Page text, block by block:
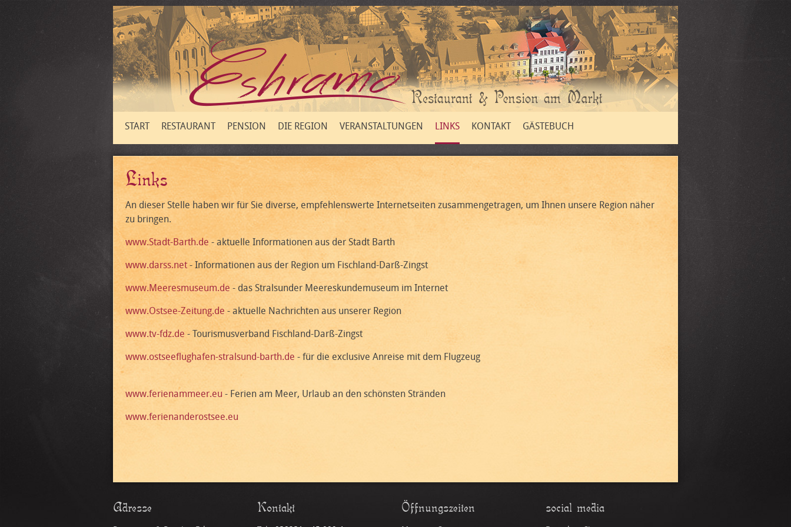
START RESTAURANT PENSION DIE REGION VERANSTALTUNGEN LINKS KONTAKT GÄSTEBUCH
Links
An dieser Stelle haben wir für Sie diverse, empfehlenswerte Internetseiten zusammengetragen, um Ihnen unsere Region näher
zu bringen.
www.Stadt-Barth.de - aktuelle Informationen aus der Stadt Barth
www.darss.net- Informationen aus der Region um Fischland-Darß-Zingst
www.Meeresmuseum.de - das Stralsunder Meereskundemuseum im Internet
www.Ostsee-Zeitung.de - aktuelle Nachrichten aus unserer Region
www.tv-fdz.de - Tourismusverband Fischland-Darß-Zingst
www.ostseeflughafen-stralsund-barth.de - für die exclusive Anreise mit dem Flugzeug
www.ferienammeer.eu - Ferien am Meer, Urlaub an den schönsten Stränden
www.ferienanderostsee.eu
Adresse Kontakt Öffnungszeiten social media